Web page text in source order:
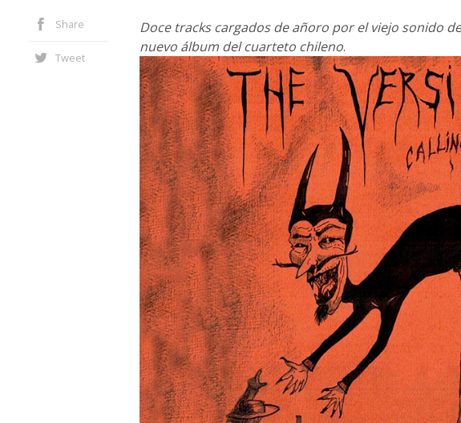
Share
Tweet
Doce tracks cargados de añoro por el viejo sonido
nuevo álbum del cuarteto chileno.